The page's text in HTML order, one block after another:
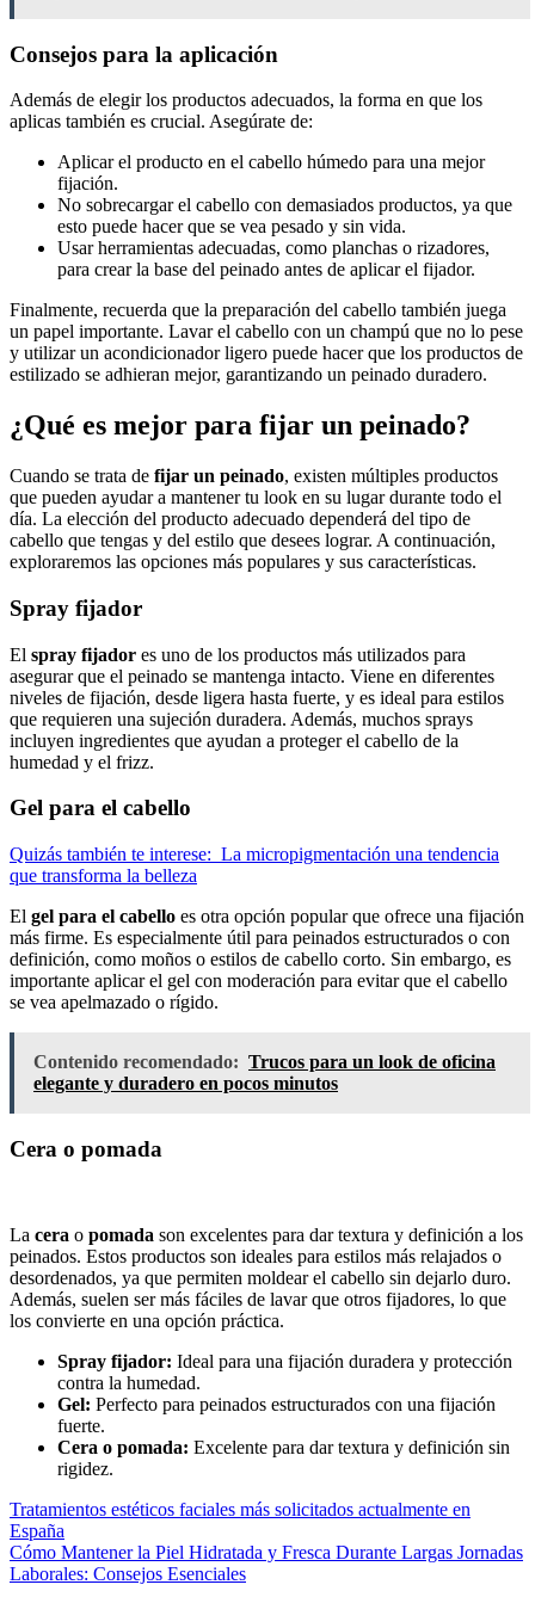
Consejos para la aplicación
Además de elegir los productos adecuados, la forma en que los
aplicas también es crucial. Asegúrate de:
Aplicar el producto en el cabello húmedo para una mejor
fijación.
No sobrecargar el cabello con demasiados productos, ya que
esto puede hacer que se vea pesado y sin vida.
Usar herramientas adecuadas, como planchas o rizadores,
para crear la base del peinado antes de aplicar el fijador.
Finalmente, recuerda que la preparación del cabello también juega
un papel importante. Lavar el cabello con un champú que no lo pese
y utilizar un acondicionador ligero puede hacer que los productos de
estilizado se adhieran mejor, garantizando un peinado duradero.
¿Qué es mejor para fijar un peinado?
Cuando se trata de fijar un peinado, existen múltiples productos
que pueden ayudar a mantener tu look en su lugar durante todo el
día. La elección del producto adecuado dependerá del tipo de
cabello que tengas y del estilo que desees lograr. A continuación,
exploraremos las opciones más populares y sus características.
Spray fijador
El spray fijador es uno de los productos más utilizados para
asegurar que el peinado se mantenga intacto. Viene en diferentes
niveles de fijación, desde ligera hasta fuerte, y es ideal para estilos
que requieren una sujeción duradera. Además, muchos sprays
incluyen ingredientes que ayudan a proteger el cabello de la
humedad y el frizz.
Gel para el cabello
Quizás también te interese: La micropigmentación una tendencia
que transforma la belleza
El gel para el cabello es otra opción popular que ofrece una fijación
más firme. Es especialmente útil para peinados estructurados o con
definición, como moños o estilos de cabello corto. Sin embargo, es
importante aplicar el gel con moderación para evitar que el cabello
se vea apelmazado o rígido.
Contenido recomendado: Trucos para un look de oficina
elegante y duradero en pocos minutos
Cera o pomada
La cera o pomada son excelentes para dar textura y definición a los
peinados. Estos productos son ideales para estilos más relajados o
desordenados, ya que permiten moldear el cabello sin dejarlo duro.
Además, suelen ser más fáciles de lavar que otros fijadores, lo que
los convierte en una opción práctica.
Spray fijador: Ideal para una fijación duradera y protección
contra la humedad.
Gel: Perfecto para peinados estructurados con una fijación
fuerte.
Cera o pomada: Excelente para dar textura y definición sin
rigidez.
Navegación
de
entradas
Tratamientos estéticos faciales más solicitados actualmente en
España
Cómo Mantener la Piel Hidratada y Fresca Durante Largas Jornadas
Laborales: Consejos Esenciales